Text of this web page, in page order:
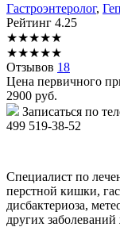
Гастроэнтеролог,
Рейтинг 4.25
★★★★★
★★★★★
Отзывов 18
Цена первичного
2900 руб.
Записаться по
499 519-38-52
Специалист по
перстной кишки,
дисбактериоза,
других